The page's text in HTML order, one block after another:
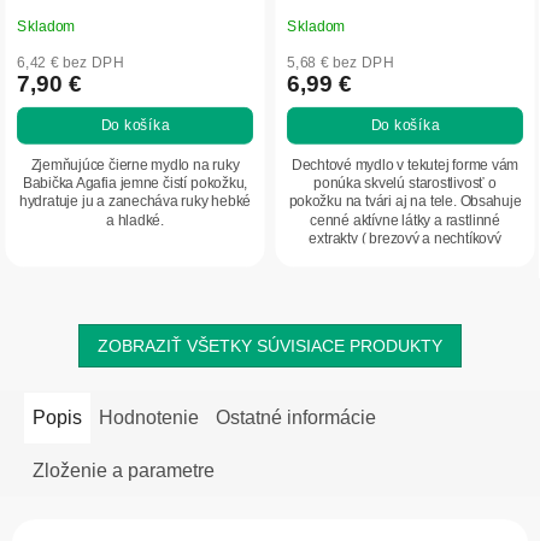
Skladom
6,42 € bez DPH
7,90 €
Do košíka
Zjemňujúce čierne mydlo na ruky
Babička Agafia jemne čistí pokožku,
hydratuje ju a zanecháva ruky hebké
a hladké.
Skladom
5,68 € bez DPH
6,99 €
Do košíka
Dechtové mydlo v tekutej forme vám
ponúka skvelú starostlivosť o
pokožku na tvári aj na tele. Obsahuje
cenné aktívne látky a rastlinné
extrakty ( brezový a nechtíkový
ZOBRAZIŤ VŠETKY SÚVISIACE PRODUKTY
Popis Hodnotenie Ostatné informácie
Zloženie a parametre